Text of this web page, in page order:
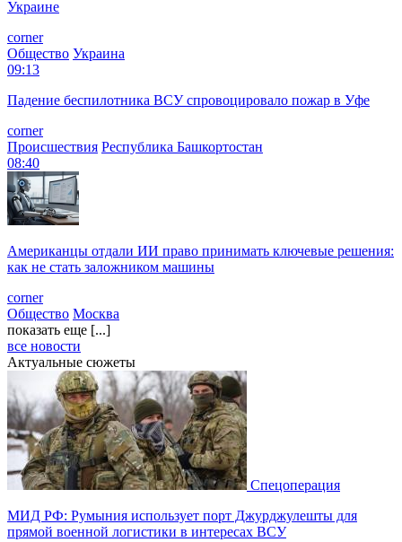
Украине
corner
Общество Украина
09:13
Падение беспилотника ВСУ спровоцировало пожар в Уфе
corner
Происшествия Республика Башкортостан
08:40
Американцы отдали ИИ право принимать ключевые решения:
как не стать заложником машины
corner
Общество Москва
показать еще [...]
все новости
Актуальные сюжеты
Спецоперация
МИД РФ: Румыния использует порт Джурджулешты для
прямой военной логистики в интересах ВСУ